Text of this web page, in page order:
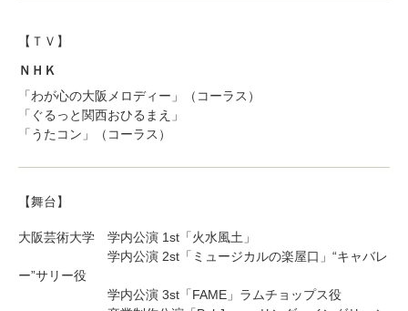
【ＴＶ】
ＮＨＫ
「わが心の大阪メロディー」（コーラス）
「ぐるっと関西おひるまえ」
「うたコン」（コーラス）
【舞台】
大阪芸術大学 学内公演 1st「火水風土」
学内公演 2st「ミュージカルの楽屋口」“キャバレ
ー”サリー役
学内公演 3st「FAME」ラムチョップス役